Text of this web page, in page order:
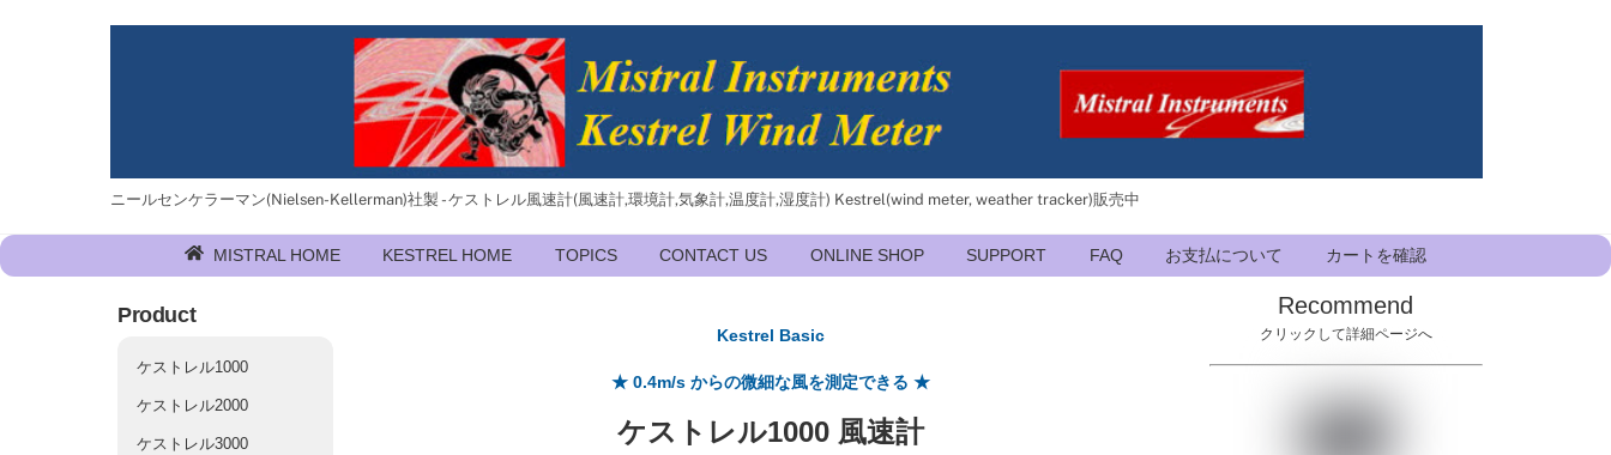
ニールセンケラーマン(Nielsen-Kellerman)社製 - ケストレル風速計(風速計,環境計,気象計,温度計,湿度計) Kestrel(wind meter, weather tracker)販売中
MISTRAL HOME KESTREL HOME TOPICS CONTACT US ONLINE SHOP SUPPORT FAQ お支払について カートを確認
Product
ケストレル1000
ケストレル2000
ケストレル3000
Kestrel Basic
★ 0.4m/s からの微細な風を測定できる ★
ケストレル1000 風速計
Recommend
クリックして詳細ページへ